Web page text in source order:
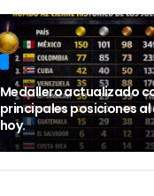
Medallero actualizado
principales posiciones al
hoy.